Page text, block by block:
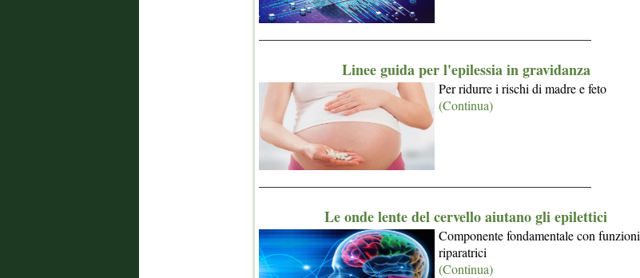
Linee guida per l'epilessia in gravidanza
Per ridurre i rischi di madre e feto
(Continua)
Le onde lente del cervello aiutano gli epilettici
Componente fondamentale con funzioni
riparatrici
(Continua)